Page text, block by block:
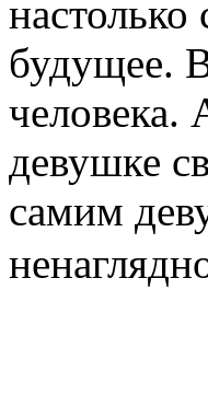
будущее.
человека.
девушке
самим